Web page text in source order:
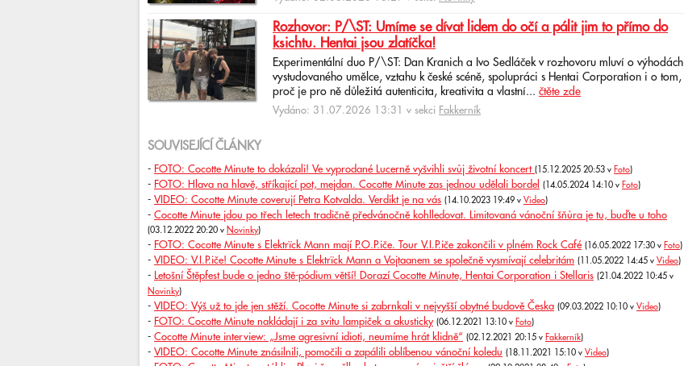
Rozhovor: P/\ST: Umíme se dívat lidem do očí a pálit jim to přímo do
ksichtu. Hentai jsou zlatíčka!
Experimentální duo P/\ST: Dan Kranich a Ivo Sedláček v rozhovoru mluví o výhodách
vystudovaného umělce, vztahu k české scéně, spolupráci s Hentai Corporation i o tom,
proč je pro ně důležitá autenticita, kreativita a vlastní... čtěte zde
Vydáno: 31.07.2026 13:31 v sekci Fakkerník
SOUVISEJÍCÍ ČLÁNKY
- FOTO: Cocotte Minute to dokázali! Ve vyprodané Lucerně vyšvihli svůj životní koncert (15.12.2025 20:53 v Foto)
- FOTO: Hlava na hlavě, stříkající pot, mejdan. Cocotte Minute zas jednou udělali bordel (14.05.2024 14:10 v Foto)
- VIDEO: Cocotte Minute coverují Petra Kotvalda. Verdikt je na vás (14.10.2023 19:49 v Video)
- Cocotte Minute jdou po třech letech tradičně předvánočně kohlledovat. Limitovaná vánoční šňůra je tu, buďte u toho
(03.12.2022 20:20 v Novinky)
- FOTO: Cocotte Minute s Elektrïck Mann mají P.O.P.iče. Tour V.I.P.iče zakončili v plném Rock Café (16.05.2022 17:30 v Foto)
- VIDEO: V.I.P.iče! Cocotte Minute s Elektrïck Mann a Vojtaanem se společně vysmívají celebritám (11.05.2022 14:45 v Video)
- Letošní Štěpfest bude o jedno ště-pódium větší! Dorazí Cocotte Minute, Hentai Corporation i Stellaris (21.04.2022 10:45 v
Novinky)
- VIDEO: Výš už to jde jen stěží. Cocotte Minute si zabrnkali v nejvyšší obytné budově Česka (09.03.2022 10:10 v Video)
- FOTO: Cocotte Minute nakládají i za svitu lampiček a akusticky (06.12.2021 13:10 v Foto)
- Cocotte Minute interview: „Jsme agresivní idioti, neumíme hrát klidně“ (02.12.2021 20:15 v Fakkerník)
- VIDEO: Cocotte Minute znásilnili, pomočili a zapálili oblíbenou vánoční koledu (18.11.2021 15:10 v Video)